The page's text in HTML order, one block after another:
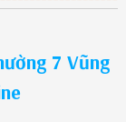
7 Vũng